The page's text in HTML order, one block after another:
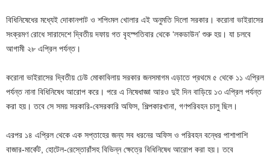
বিধিনিষেধের মধ্যেই দোকানপাট ও শপিংমল খোলার এই অনুমতি দিলো সরকার। করোনা ভাইরাসের
সংক্রমণ রোধে সারাদেশে দ্বিতীয় দফায় গত বৃহস্পতিবার থেকে ‘লকডাউন’ শুরু হয়। যা চলবে
আগামী ২৮ এপ্রিল পর্যন্ত।
করোনা ভাইরাসের দ্বিতীয় ঢেউ মোকাবিলায় সরকার জনসমাগম এড়াতে প্রথমে ৫ থেকে ১১ এপ্রিল
পর্যন্ত নানা বিধিনিষেধ আরোপ করে। পরে এ নিষেধাজ্ঞা আরও দুই দিন বাড়িয়ে ১৩ এপ্রিল পর্যন্ত
করা হয়। তবে সে সময় সরকারি-বেসরকারি অফিস, শিল্পকারখানা, গণপরিবহন চালু ছিল।
এরপর ১৪ এপ্রিল থেকে এক সপ্তাহের জন্য সব ধরনের অফিস ও পরিবহন বন্ধের পাশাপাশি
বাজার-মার্কেট, হোটেল-রেস্তোরাঁসহ বিভিন্ন ক্ষেত্রে বিধিনিষেধ আরোপ করা হয়। তবে